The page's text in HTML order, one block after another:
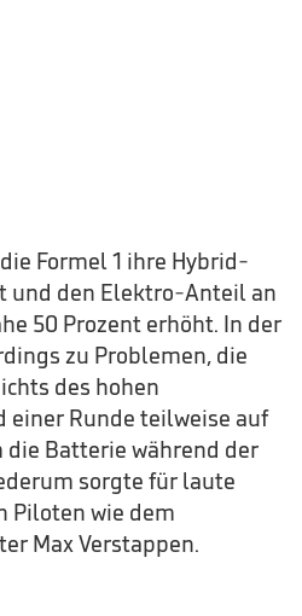
Formel 1 ihre Hybrid-
und den Elektro-Anteil an
50 Prozent erhöht. In der
zu Problemen, die
des hohen
einer Runde teilweise auf
die Batterie während der
sorgte für laute
Piloten wie dem
Max Verstappen.